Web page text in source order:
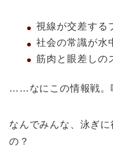
視線が交差する
社会の常識が水
筋肉と眼差しの
……なにこの情報戦。
なんでみんな、泳ぎ
の？